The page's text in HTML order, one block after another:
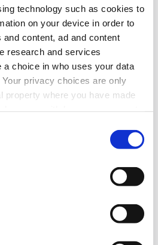
technology such as cookies to
on your device in order to
content, ad and content
research and services
a choice in who uses your data
privacy choices are only
property where you have made
your personal data is processed
in the
content and ads, to
and to analyse our traffic.
hoppar för Lidl
stavhopparstjärnan
5,50 i meter högt för
tyska matjätten Lidls
ungdomsförbund,